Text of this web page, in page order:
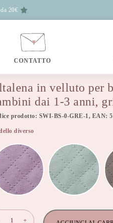
20€
CONTATTO
in velluto per
dai 1-3 anni,
prodotto: SWI-BS-0-GRE-1, EAN:
diverso
Altalena+